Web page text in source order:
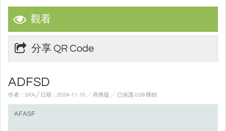
觀看
分享 QR Code
ADFSD
作者：SFA ╱ 日期：2024-11-10 ╱ 商務版 ╱ 已保護 0.09 棵樹
AFASF